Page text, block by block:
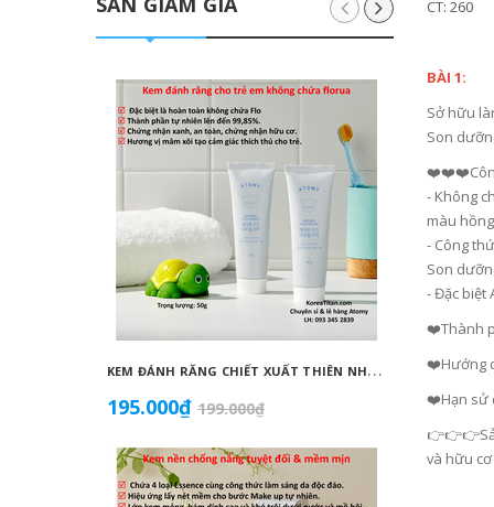
CT: 260
BÀI 1:
Sở hữu
Son
- Không
màu
- Công
Son
- Đặc biệt
❤️Thành
❤️Hướng
❤️Hạn sử
và hữu
K
EM ĐÁNH RĂNG CHIẾT XUẤT THIÊN NHIÊN KHÔNG CHỨA FLORUA AN TOÀN DÀNH CHO TRẺ EM ( 50G) - ATOMY KID NATURAL TOOTHPASTE (NON FLUORIDE) - 애터미 키즈 내추럴 치약 - НАТУРАЛЬНАЯ ДЕТСКАЯ ЗУБНАЯ ПАСТА ATOMY
195.000₫ 199.000₫